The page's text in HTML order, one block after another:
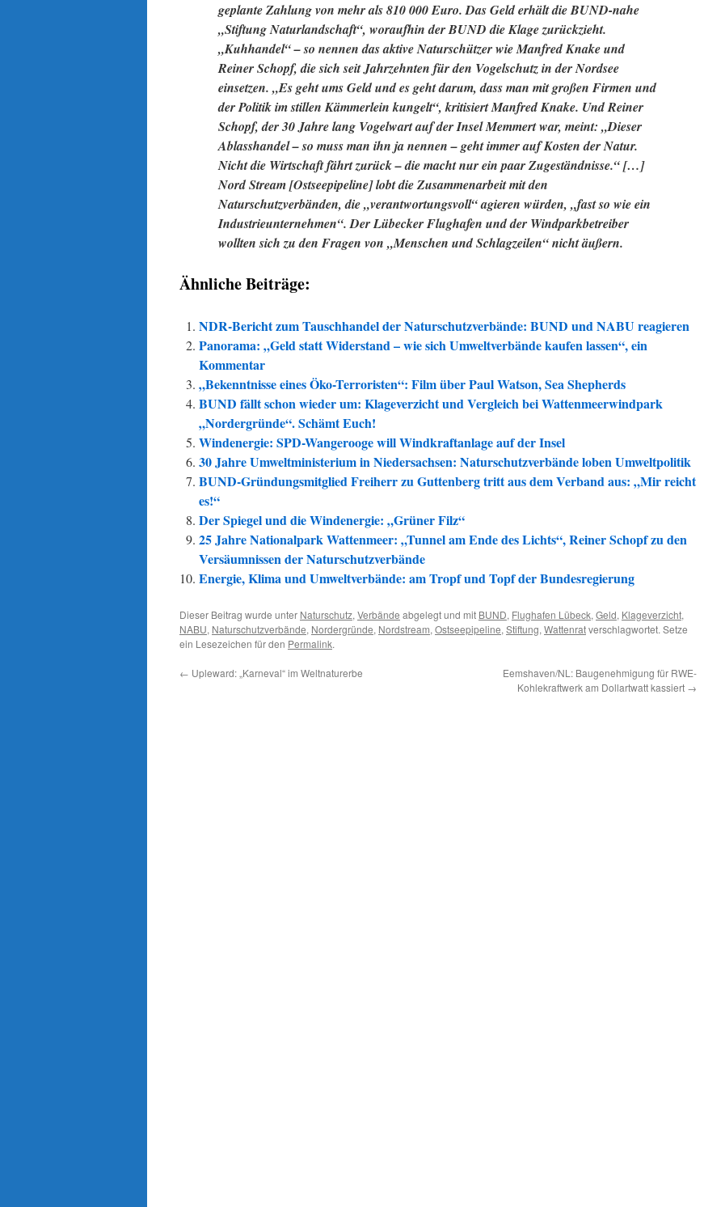
geplante Zahlung von mehr als 810 000 Euro. Das Geld erhält die BUND-nahe
„Stiftung Naturlandschaft“, woraufhin der BUND die Klage zurückzieht.
„Kuhhandel“ – so nennen das aktive Naturschützer wie Manfred Knake und
Reiner Schopf, die sich seit Jahrzehnten für den Vogelschutz in der Nordsee
einsetzen. „Es geht ums Geld und es geht darum, dass man mit großen Firmen und
der Politik im stillen Kämmerlein kungelt“, kritisiert Manfred Knake. Und Reiner
Schopf, der 30 Jahre lang Vogelwart auf der Insel Memmert war, meint: „Dieser
Ablasshandel – so muss man ihn ja nennen – geht immer auf Kosten der Natur.
Nicht die Wirtschaft fährt zurück – die macht nur ein paar Zugeständnisse.“ […]
Nord Stream [Ostseepipeline] lobt die Zusammenarbeit mit den
Naturschutzverbänden, die „verantwortungsvoll“ agieren würden, „fast so wie ein
Industrieunternehmen“. Der Lübecker Flughafen und der Windparkbetreiber
wollten sich zu den Fragen von „Menschen und Schlagzeilen“ nicht äußern.
Ähnliche Beiträge:
NDR-Bericht zum Tauschhandel der Naturschutzverbände: BUND und NABU reagieren
Panorama: „Geld statt Widerstand – wie sich Umweltverbände kaufen lassen“, ein
Kommentar
„Bekenntnisse eines Öko-Terroristen“: Film über Paul Watson, Sea Shepherds
BUND fällt schon wieder um: Klageverzicht und Vergleich bei Wattenmeerwindpark
„Nordergründe“. Schämt Euch!
Windenergie: SPD-Wangerooge will Windkraftanlage auf der Insel
30 Jahre Umweltministerium in Niedersachsen: Naturschutzverbände loben Umweltpolitik
BUND-Gründungsmitglied Freiherr zu Guttenberg tritt aus dem Verband aus: „Mir reicht
es!“
Der Spiegel und die Windenergie: „Grüner Filz“
25 Jahre Nationalpark Wattenmeer: „Tunnel am Ende des Lichts“, Reiner Schopf zu den
Versäumnissen der Naturschutzverbände
Energie, Klima und Umweltverbände: am Tropf und Topf der Bundesregierung
Dieser Beitrag wurde unter Naturschutz, Verbände abgelegt und mit BUND, Flughafen Lübeck, Geld, Klageverzicht,
NABU, Naturschutzverbände, Nordergründe, Nordstream, Ostseepipeline, Stiftung, Wattenratverschlagwortet. Setze
ein Lesezeichen für den Permalink.
← Upleward: „Karneval“ im Weltnaturerbe
Eemshaven/NL: Baugenehmigung für RWE-
Kohlekraftwerk am Dollartwatt kassiert →